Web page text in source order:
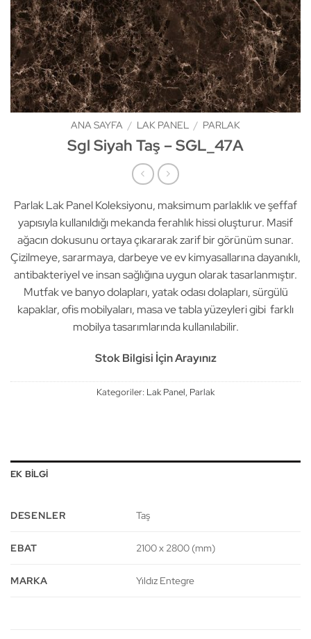
ANA SAYFA / LAK PANEL / PARLAK
Sgl Siyah Taş – SGL_47A
Parlak Lak Panel Koleksiyonu, maksimum parlaklık ve şeffaf
yapısıyla kullanıldığı mekanda ferahlık hissi oluşturur. Masif
ağacın dokusunu ortaya çıkararak zarif bir görünüm sunar.
Çizilmeye, sararmaya, darbeye ve ev kimyasallarına dayanıklı,
antibakteriyel ve insan sağlığına uygun olarak tasarlanmıştır.
Mutfak ve banyo dolapları, yatak odası dolapları, sürgülü
kapaklar, ofis mobilyaları, masa ve tabla yüzeyleri gibi farklı
mobilya tasarımlarında kullanılabilir.
Stok Bilgisi İçin Arayınız
Kategoriler: Lak Panel, Parlak
EK BILGI
DESENLER Taş
EBAT 2100 x 2800 (mm)
MARKA Yıldız Entegre